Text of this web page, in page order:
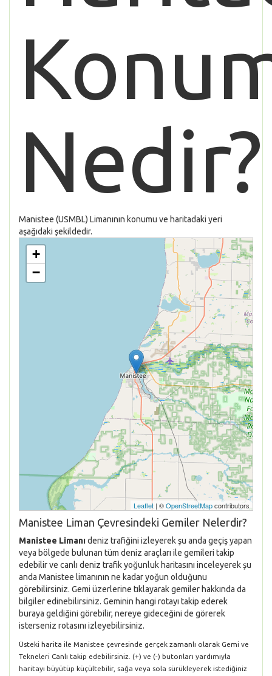
Nedir?
Manistee (USMBL) Limanının konumu ve haritadaki yeri
aşağıdaki şekildedir.
+
−
Leaflet | ©OpenStreetMapcontributors
Manistee Liman Çevresindeki Gemiler Nelerdir?
Manistee Limanıdeniz trafiğini izleyerek şu anda geçiş yapan
veya bölgede bulunan tüm deniz araçları ile gemileri takip
edebilir ve canlı deniz trafik yoğunluk haritasını inceleyerek şu
anda Manistee limanının ne kadar yoğun olduğunu
görebilirsiniz. Gemi üzerlerine tıklayarak gemiler hakkında da
bilgiler edinebilirsiniz. Geminin hangi rotayı takip ederek
buraya geldiğini görebilir, nereye gideceğini de görerek
isterseniz rotasını izleyebilirsiniz.
Üsteki harita ile Manistee çevresinde gerçek zamanlı olarak Gemi ve
Tekneleri Canlı takip edebilirsiniz. (+) ve (-) butonları yardımıyla
haritayı büyütüp küçültebilir, sağa veya sola sürükleyerek istediğiniz